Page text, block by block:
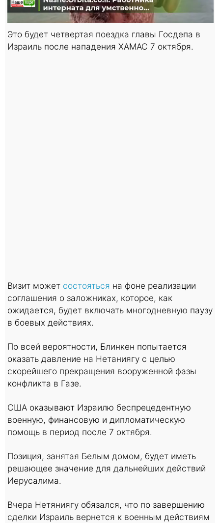
Это будет четвертая поездка главы Госдепа в
Израиль после нападения ХАМАС 7 октября.
Визит может состояться на фоне реализации
соглашения о заложниках, которое, как
ожидается, будет включать многодневную паузу
в боевых действиях.
По всей вероятности, Блинкен попытается
оказать давление на Нетаниягу с целью
скорейшего прекращения вооруженной фазы
конфликта в Газе.
США оказывают Израилю беспрецедентную
военную, финансовую и дипломатическую
помощь в период после 7 октября.
Позиция, занятая Белым домом, будет иметь
решающее значение для дальнейших действий
Иерусалима.
Вчера Нетяниягу обязался, что по завершению
сделки Израиль вернется к военным действиям